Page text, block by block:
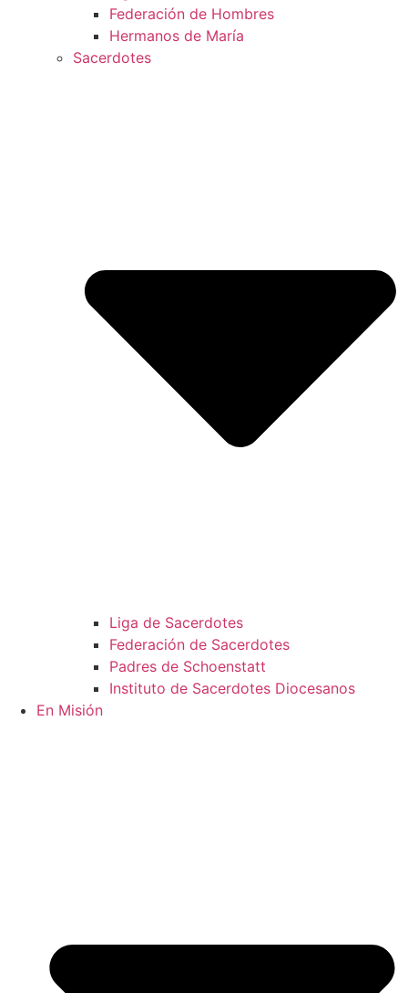
Federación de Hombres
Hermanos de María
Sacerdotes
Liga de Sacerdotes
Federación de Sacerdotes
Padres de Schoenstatt
Instituto de Sacerdotes Diocesanos
En Misión